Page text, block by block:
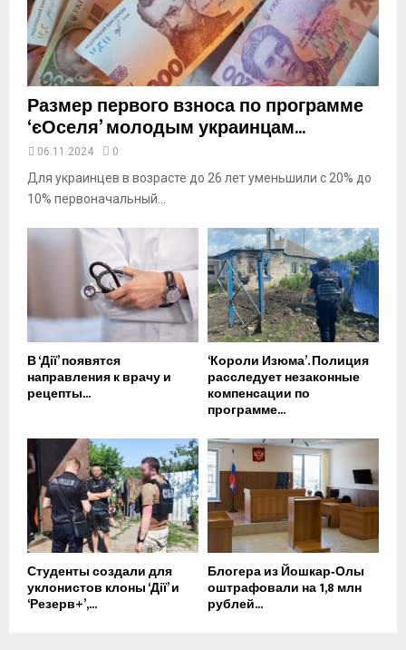
u
e
Размер первого взноса по программе
‘єОселя’ молодым украинцам...
06.11.2024 0
Для украинцев в возрасте до 26 лет уменьшили с 20% до
10% первоначальный...
В ‘Дії’ появятся
направления к врачу и
рецепты...
‘Короли Изюма’. Полиция
расследует незаконные
компенсации по
программе...
Студенты создали для
уклонистов клоны ‘Дії’ и
‘Резерв+’,...
Блогера из Йошкар‑Олы
оштрафовали на 1,8 млн
рублей...